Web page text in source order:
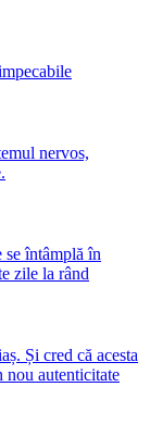
nervos,
se întâmplă în
zile la rând
Și cred că acesta
nou autenticitate